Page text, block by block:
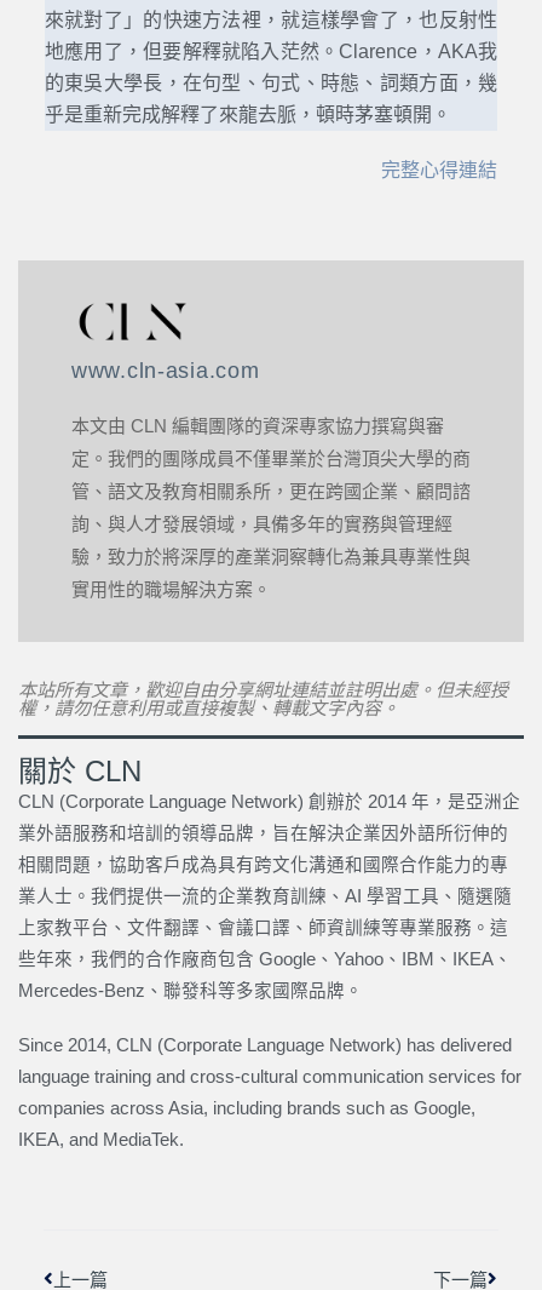
來就對了」的快速方法裡，就這樣學會了，也反射性
地應用了，但要解釋就陷入茫然。Clarence，AKA我
的東吳大學長，在句型、句式、時態、詞類方面，幾
乎是重新完成解釋了來龍去脈，頓時茅塞頓開。
完整心得連結
www.cln-asia.com
本文由 CLN 編輯團隊的資深專家協力撰寫與審
定。我們的團隊成員不僅畢業於台灣頂尖大學的商
管、語文及教育相關系所，更在跨國企業、顧問諮
詢、與人才發展領域，具備多年的實務與管理經
驗，致力於將深厚的產業洞察轉化為兼具專業性與
實用性的職場解決方案。
本站所有文章，歡迎自由分享網址連結並註明出處。但未經授
權，請勿任意利用或直接複製、轉載文字內容。
關於 CLN
CLN (Corporate Language Network) 創辦於 2014 年，是亞洲企
業外語服務和培訓的領導品牌，旨在解決企業因外語所衍伸的
相關問題，協助客戶成為具有跨文化溝通和國際合作能力的專
業人士。我們提供一流的企業教育訓練、AI 學習工具、隨選隨
上家教平台、文件翻譯、會議口譯、師資訓練等專業服務。這
些年來，我們的合作廠商包含 Google、Yahoo、IBM、IKEA、
Mercedes-Benz、聯發科等多家國際品牌。
Since 2014, CLN (Corporate Language Network) has delivered
language training and cross-cultural communication services for
companies across Asia, including brands such as Google,
IKEA, and MediaTek.
上一篇 下一篇